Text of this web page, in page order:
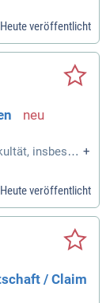
von der w
Heute veröffentlicht
insbeson
in
+
Heute veröffentlicht
/ Claim